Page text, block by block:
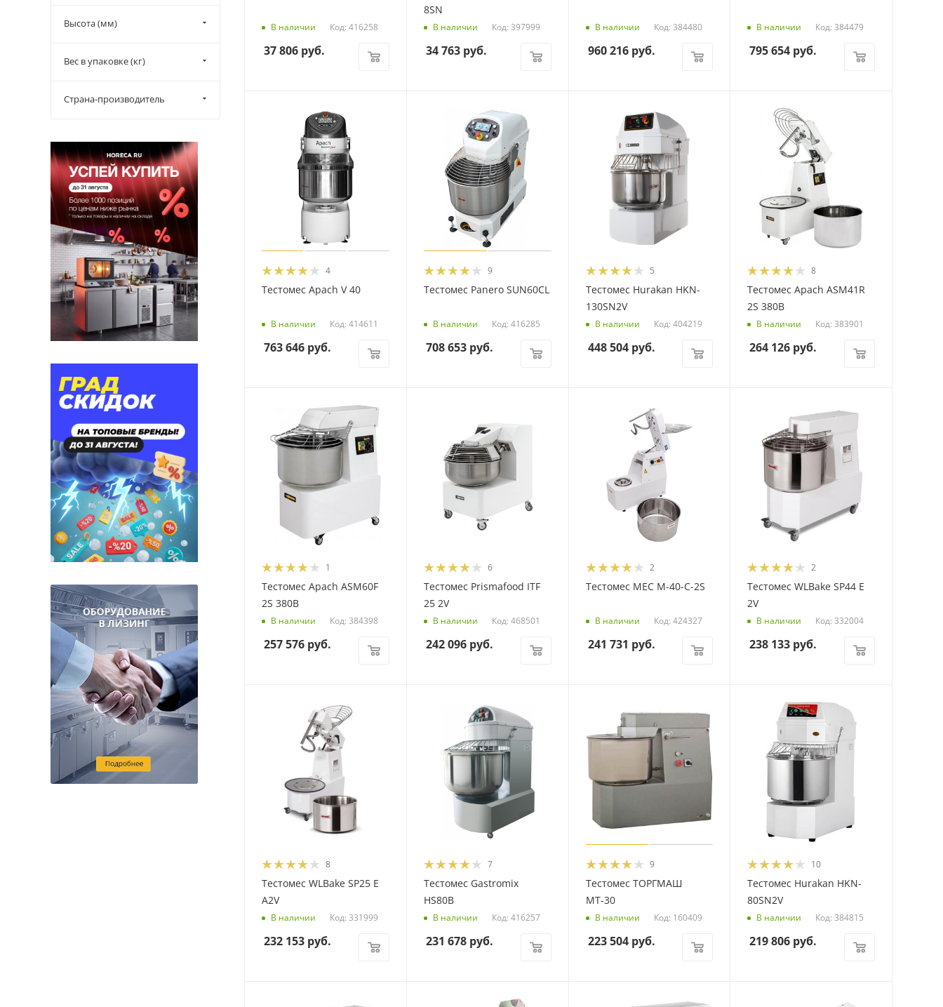
В наличии Код: 416258
37 806 руб.
8SN
В наличии Код: 397999
34 763руб.
В наличии Код: 384480
960 216руб.
В наличии Код: 384479
795 654 руб.
4
Тестомес Apach V 40
В наличии Код: 414611
763 646 руб.
9
Тестомес Panero SUN60CL
В наличии Код: 416285
708 653руб.
5
Тестомес Hurakan HKN-
130SN2V
В наличии Код: 404219
448 504руб.
8
Тестомес Apach ASM41R
2S 380В
В наличии Код: 383901
264 126 руб.
1
Тестомес Apach ASM60F
2S 380В
В наличии Код: 384398
257 576 руб.
6
Тестомес Prismafood ITF
25 2V
В наличии Код: 468501
242 096руб.
2
Тестомес MEC M-40-C-2S
В наличии Код: 424327
241 731 руб.
2
Тестомес WLBake SP44 E
2V
В наличии Код: 332004
238 133 руб.
8
Тестомес WLBake SP25 E
A2V
В наличии Код: 331999
232 153 руб.
7
Тестомес Gastromix
HS80B
В наличии Код: 416257
231 678руб.
9
Тестомес ТОРГМАШ
МТ-30
В наличии Код: 160409
223 504руб.
10
Тестомес Hurakan HKN-
80SN2V
В наличии Код: 384815
219 806 руб.
Высота (мм)
Вес в упаковке (кг)
Страна-производитель